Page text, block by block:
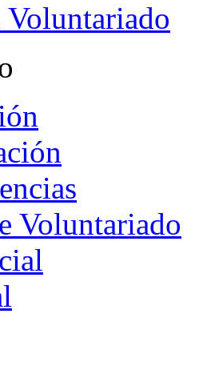
Voluntariado